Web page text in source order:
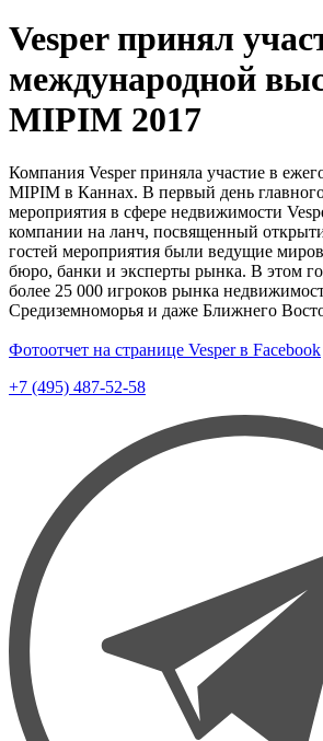
Vesper принял
международной
MIPIM 2017
Компания Vesper приняла участие в
MIPIM в Каннах. В первый день
мероприятия в сфере недвижимости
компании на ланч, посвященный
гостей мероприятия были ведущие
бюро, банки и эксперты рынка. В этом
более 25 000 игроков рынка
Средиземноморья и даже Ближнего
Фотоотчет на странице Vesper в Facebook
+7 (495) 487-52-58